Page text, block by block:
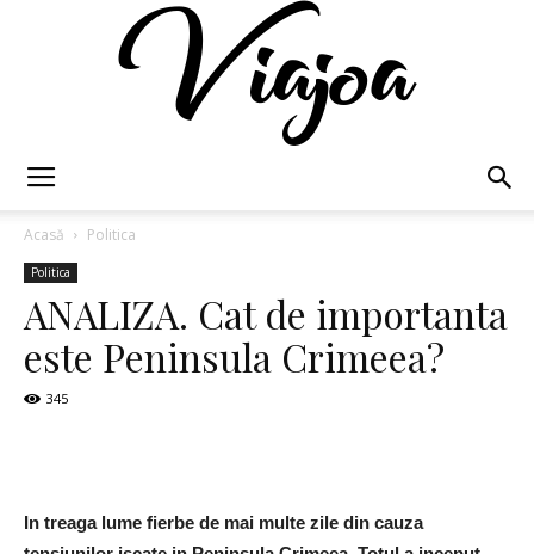
Acasă Politica
Politica
ANALIZA. Cat de importanta
este Peninsula Crimeea?
345
In treaga lume fierbe de mai multe zile din cauza